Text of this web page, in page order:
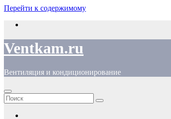
Перейти к содержимому
Ventkam.ru
Вентиляция и кондиционирование